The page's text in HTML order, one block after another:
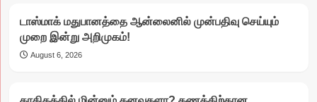
டாஸ்மாக் மதுபானத்தை ஆன்லைனில் முன்பதிவு செய்யும்
முறை இன்று அறிமுகம்!
August 6, 2026